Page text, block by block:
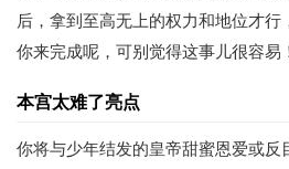
后，拿到至高无上的权力和地位才
你来完成呢，可别觉得这事儿很容易
本宫太难了亮点
你将与少年结发的皇帝甜蜜恩爱或反